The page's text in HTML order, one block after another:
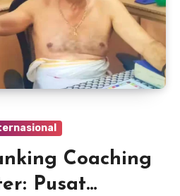
Coaching
Pusat